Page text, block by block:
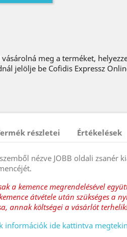
meg a terméket,
jelölje be Cofidis Expressz
részletei Értékelések
nézve JOBB oldali zsanér
a kemence megrendelésével
átvétele után szükséges a
annak költségei a vásárlót
információk ide kattintva